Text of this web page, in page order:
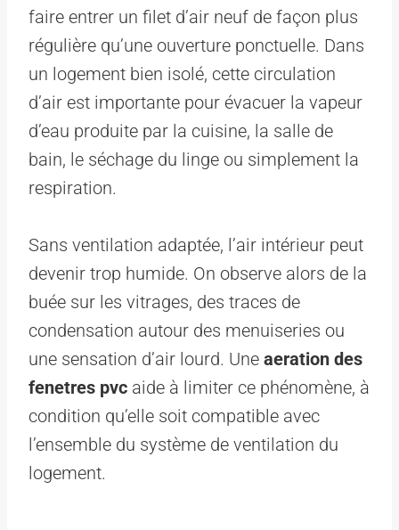
faire entrer un filet d’air neuf de façon plus
régulière qu’une ouverture ponctuelle. Dans
un logement bien isolé, cette circulation
d’air est importante pour évacuer la vapeur
d’eau produite par la cuisine, la salle de
bain, le séchage du linge ou simplement la
respiration.
Sans ventilation adaptée, l’air intérieur peut
devenir trop humide. On observe alors de la
buée sur les vitrages, des traces de
condensation autour des menuiseries ou
une sensation d’air lourd. Une aeration des
fenetres pvc aide à limiter ce phénomène, à
condition qu’elle soit compatible avec
l’ensemble du système de ventilation du
logement.